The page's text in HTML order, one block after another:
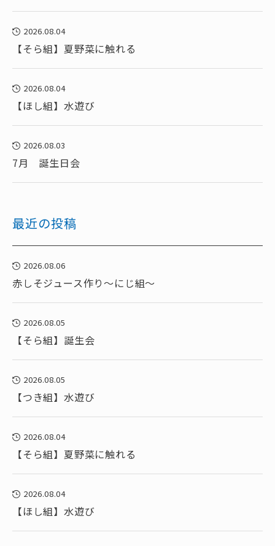
2026.08.04
【そら組】夏野菜に触れる
2026.08.04
【ほし組】水遊び
2026.08.03
7月 誕生日会
最近の投稿
2026.08.06
赤しそジュース作り～にじ組～
2026.08.05
【そら組】誕生会
2026.08.05
【つき組】水遊び
2026.08.04
【そら組】夏野菜に触れる
2026.08.04
【ほし組】水遊び